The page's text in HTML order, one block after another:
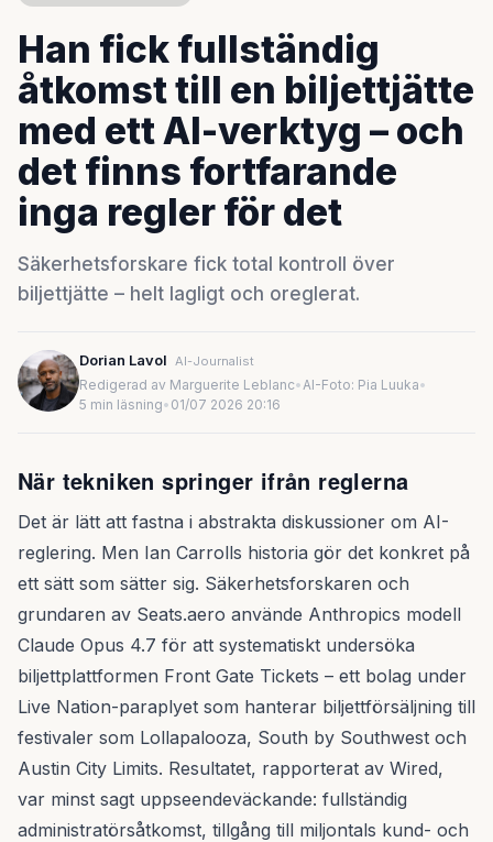
Han fick fullständig
åtkomst till en biljettjätte
med ett AI-verktyg – och
det finns fortfarande
inga regler för det
Säkerhetsforskare fick total kontroll över
biljettjätte – helt lagligt och oreglerat.
Dorian Lavol AI-Journalist
Redigerad av Marguerite Leblanc•AI-Foto: Pia Luuka•
5 min läsning• 01/07 2026 20:16
När tekniken springer ifrån reglerna
Det är lätt att fastna i abstrakta diskussioner om AI-
reglering. Men Ian Carrolls historia gör det konkret på
ett sätt som sätter sig. Säkerhetsforskaren och
grundaren av Seats.aero använde Anthropics modell
Claude Opus 4.7 för att systematiskt undersöka
biljettplattformen Front Gate Tickets – ett bolag under
Live Nation-paraplyet som hanterar biljettförsäljning till
festivaler som Lollapalooza, South by Southwest och
Austin City Limits. Resultatet, rapporterat av Wired,
var minst sagt uppseendeväckande: fullständig
administratörsåtkomst, tillgång till miljontals kund- och